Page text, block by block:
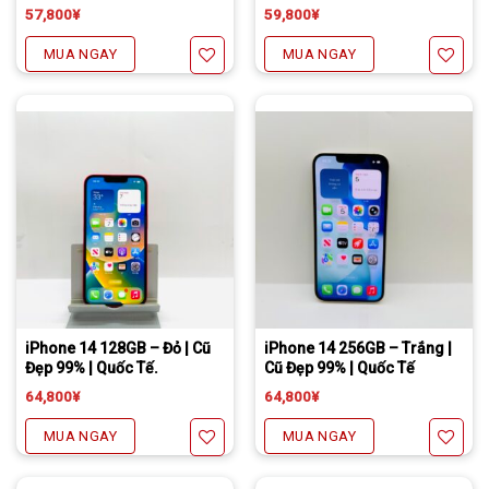
57,800¥
MUA NGAY
59,800¥
MUA NGAY
iPhone 14 128GB – Đỏ | Cũ
Đẹp 99% | Quốc Tế.
64,800¥
MUA NGAY
iPhone 14 256GB – Trắng |
Cũ Đẹp 99% | Quốc Tế
64,800¥
MUA NGAY